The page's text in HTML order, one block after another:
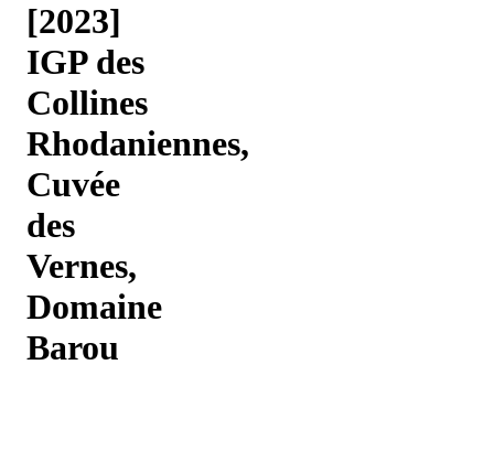
[2023]
IGP des
Collines
Rhodaniennes,
Cuvée
des
Vernes,
Domaine
Barou